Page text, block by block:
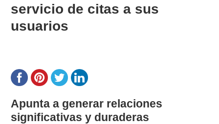
servicio de citas a sus
usuarios
Apunta a generar relaciones
significativas y duraderas